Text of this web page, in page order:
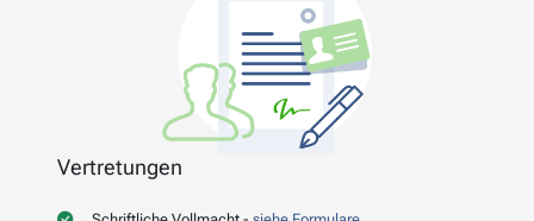
Vertretungen